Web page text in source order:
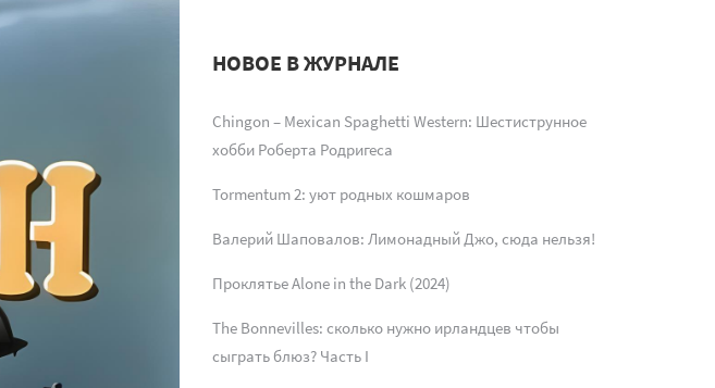
НОВОЕ В ЖУРНАЛЕ
Chingon – Mexican Spaghetti Western: Шестиструнное
хобби Роберта Родригеса
Tormentum 2: уют родных кошмаров
Валерий Шаповалов: Лимонадный Джо, сюда нельзя!
Проклятье Alone in the Dark (2024)
The Bonnevilles: сколько нужно ирландцев чтобы
сыграть блюз? Часть I